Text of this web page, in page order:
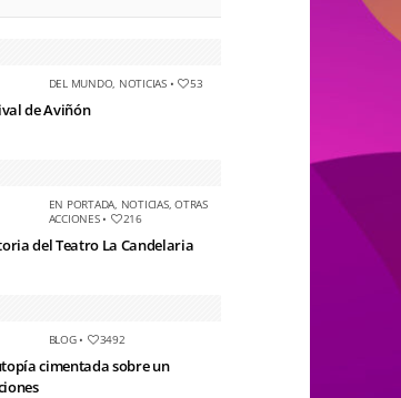
DEL MUNDO, NOTICIAS• 53
de Aviñón
EN PORTADA, NOTICIAS,OTRAS
ACCIONES• 216
del Teatro La Candelaria
BLOG• 3492
cimentada sobre un